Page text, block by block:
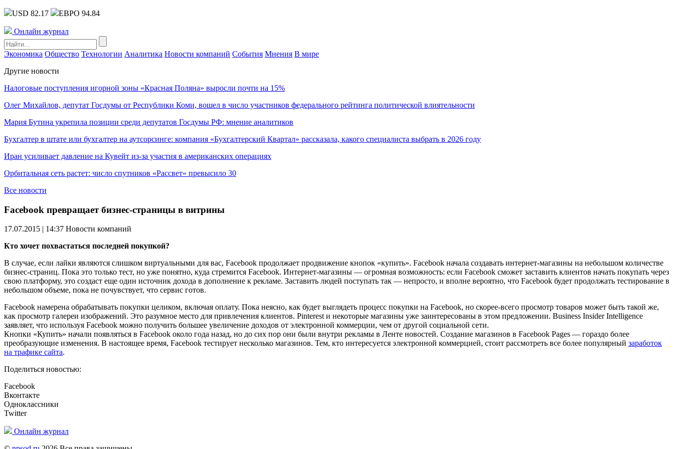
USD 82.17 ЕВРО 94.84
Онлайн журнал
Экономика Общество Технологии Аналитика Новости компаний События Мнения В мире
Другие новости
Налоговые поступления игорной зоны «Красная Поляна» выросли почти на 15%
Олег Михайлов, депутат Госдумы от Республики Коми, вошел в число участников федерального рейтинга политической влиятельности
Мария Бутина укрепила позиции среди депутатов Госдумы РФ: мнение аналитиков
Бухгалтер в штате или бухгалтер на аутсорсинге: компания «Бухгалтерский Квартал» рассказала, какого специалиста выбрать в 2026 году
Иран усиливает давление на Кувейт из-за участия в американских операциях
Орбитальная сеть растет: число спутников «Рассвет» превысило 30
Все новости
Facebook превращает бизнес-страницы в витрины
17.07.2015 | 14:37 Новости компаний
Кто хочет похвастаться последней покупкой?
В случае, если лайки являются слишком виртуальными для вас, Facebook продолжает продвижение кнопок «купить». Facebook начала создавать интернет-магазины на небольшом количестве
бизнес-страниц. Пока это только тест, но уже понятно, куда стремится Facebook. Интернет-магазины — огромная возможность: если Facebook сможет заставить клиентов начать покупать через
свою платформу, это создаст еще один источник дохода в дополнение к рекламе. Заставить людей поступать так — непросто, и вполне вероятно, что Facebook будет продолжать тестирование в
небольшом объеме, пока не почувствует, что сервис готов.
Facebook намерена обрабатывать покупки целиком, включая оплату. Пока неясно, как будет выглядеть процесс покупки на Facebook, но скорее-всего просмотр товаров может быть такой же,
как просмотр галереи изображений. Это разумное место для привлечения клиентов. Pinterest и некоторые магазины уже заинтересованы в этом предложении. Business Insider Intelligence
заявляет, что используя Facebook можно получить большее увеличение доходов от электронной коммерции, чем от другой социальной сети.
Кнопки «Купить» начали появляться в Facebook около года назад, но до сих пор они были внутри рекламы в Ленте новостей. Создание магазинов в Facebook Pages — гораздо более
преобразующие изменения. В настоящее время, Facebook тестирует несколько магазинов. Тем, кто интересуется электронной коммерцией, стоит рассмотреть все более популярный заработок
на трафике сайта.
Поделиться новостью:
Facebook
Вконтакте
Одноклассники
Twitter
Онлайн журнал